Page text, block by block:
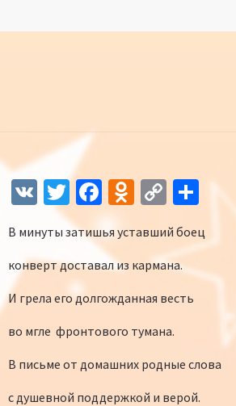
V T
wi
tt
er
Fa
ce
b
o
o
k
O
n
o
kl
as
sn
iki
C
p
y
Li
n
k
О
п
р
ть
В минуты затишья уставший боец
конверт доставал из кармана.
И грела его долгожданная весть
во мгле фронтового тумана.
В письме от домашних родные слова
с душевной поддержкой и верой.
Навигация по записям